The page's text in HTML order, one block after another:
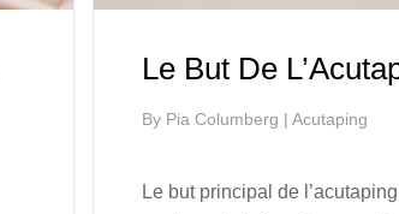
Le But De
By Pia Columberg | Acutaping
Le but principal de